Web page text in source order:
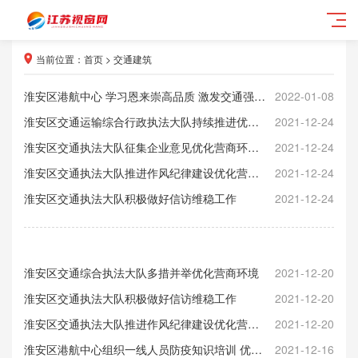
当前位置： 首页 > 交通建筑
2022-01-08
淮安区港航中心 学习恩来崇高品质 激发交通强国担当
2021-12-24
淮安区交通运输综合行政执法大队持续推进优化营商环境工作
2021-12-24
淮安区交通执法大队征集企业意见优化营商环境高质量发展
2021-12-24
淮安区交通执法大队推进作风纪律建设优化营商环境质量
2021-12-24
淮安区交通执法大队积极做好信访维稳工作
2021-12-20
淮安区交通综合执法大队多措并举优化营商环境
2021-12-20
淮安区交通执法大队积极做好信访维稳工作
2021-12-20
淮安区交通执法大队推进作风纪律建设优化营商环境质量
2021-12-16
淮安区港航中心组织一线人员防疫知识培训 优化营商环境 提高防疫能力